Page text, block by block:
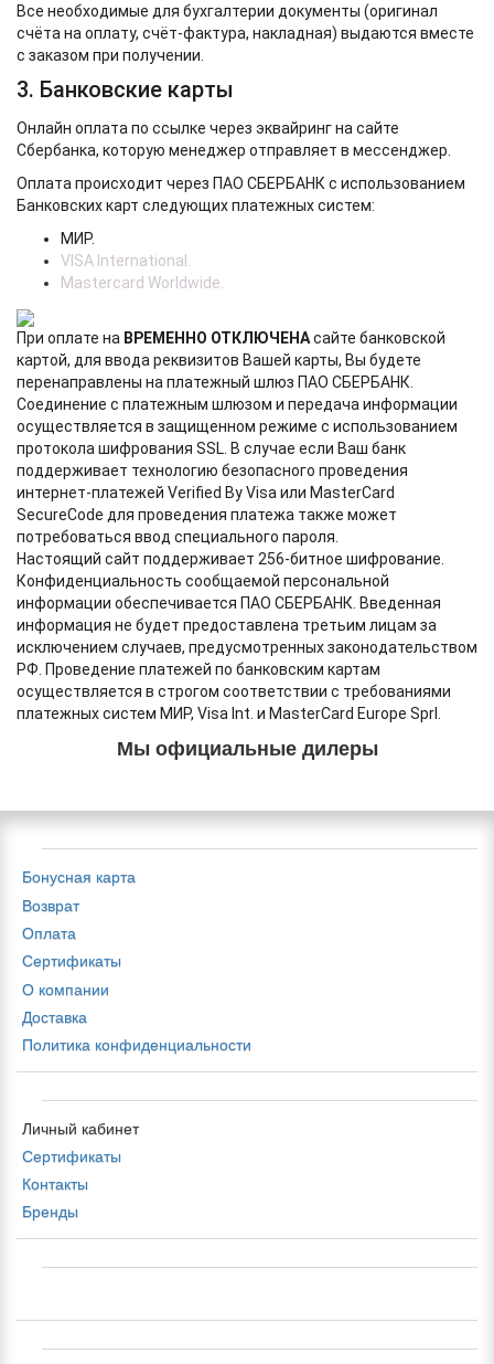
Все необходимые для бухгалтерии документы (оригинал
счёта на оплату, счёт-фактура, накладная) выдаются вместе
с заказом при получении.
3. Банковские карты
Онлайн оплата по ссылке через эквайринг на сайте
Сбербанка, которую менеджер отправляет в мессенджер.
Оплата происходит через ПАО СБЕРБАНК с использованием
Банковских карт следующих платежных систем:
МИР.
VISA International.
Mastercard Worldwide.
При оплате на ВРЕМЕННО ОТКЛЮЧЕНАсайте банковской
картой, для ввода реквизитов Вашей карты, Вы будете
перенаправлены на платежный шлюз ПАО СБЕРБАНК.
Соединение с платежным шлюзом и передача информации
осуществляется в защищенном режиме с использованием
протокола шифрования SSL. В случае если Ваш банк
поддерживает технологию безопасного проведения
интернет-платежей Verified By Visa или MasterCard
SecureCode для проведения платежа также может
потребоваться ввод специального пароля.
Настоящий сайт поддерживает 256-битное шифрование.
Конфиденциальность сообщаемой персональной
информации обеспечивается ПАО СБЕРБАНК. Введенная
информация не будет предоставлена третьим лицам за
исключением случаев, предусмотренных законодательством
РФ. Проведение платежей по банковским картам
осуществляется в строгом соответствии с требованиями
платежных систем МИР, Visa Int. и MasterCard Europe Sprl.
Мы официальные дилеры
Бонусная карта
Возврат
Оплата
Сертификаты
О компании
Доставка
Политика конфиденциальности
Личный кабинет
Сертификаты
Контакты
Бренды